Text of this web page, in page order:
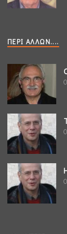
ΠΕΡΊ ΆΛΛΩΝ....